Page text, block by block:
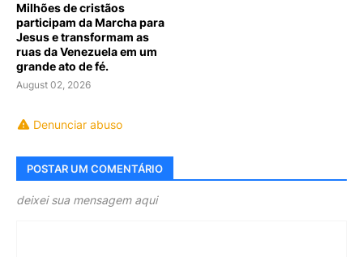
Milhões de cristãos
participam da Marcha para
Jesus e transformam as
ruas da Venezuela em um
grande ato de fé.
August 02, 2026
Denunciar abuso
POSTAR UM COMENTÁRIO
deixei sua mensagem aqui